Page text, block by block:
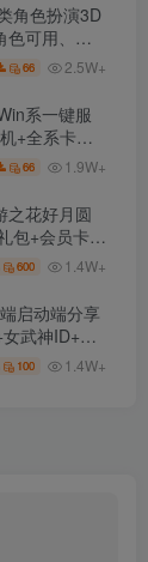
角色扮演3D
色可用、无
66 2.5W+
系一键服
+全系卡池
66 1.9W+
之花好月圆
包+会员卡
料
600 1.4W+
启动端分享
武神ID+详
100 1.4W+